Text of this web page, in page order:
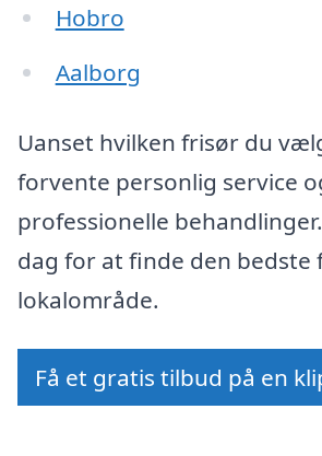
Hobro
Aalborg
Uanset hvilken frisør du
forvente personlig service
professionelle
dag for at finde den bedste
lokalområde.
Få et gratis tilbud på en